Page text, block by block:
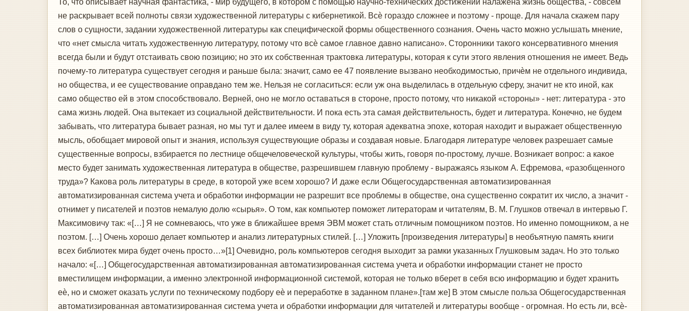
То, что описывает научная фантастика, - мир будущего, в котором с помощью научно-технических достижений налажена жизнь общества, - совсем
не раскрывает всей полноты связи художественной литературы с кибернетикой. Всѐ гораздо сложнее и поэтому - проще. Для начала скажем пару
слов о сущности, задании художественной литературы как специфической формы общественного сознания. Очень часто можно услышать мнение,
что «нет смысла читать художественную литературу, потому что всѐ самое главное давно написано». Сторонники такого консервативного мнения
всегда были и будут отстаивать свою позицию; но это их собственная трактовка литературы, которая к сути этого явления отношения не имеет. Ведь
почему-то литература существует сегодня и раньше была: значит, само ее 47 появление вызвано необходимостью, причѐм не отдельного индивида,
но общества, и ее существование оправдано тем же. Нельзя не согласиться: если уж она выделилась в отдельную сферу, значит не кто иной, как
само общество ей в этом способствовало. Верней, оно не могло оставаться в стороне, просто потому, что никакой «стороны» - нет: литература - это
сама жизнь людей. Она вытекает из социальной действительности. И пока есть эта самая действительность, будет и литература. Конечно, не будем
забывать, что литература бывает разная, но мы тут и далее имеем в виду ту, которая адекватна эпохе, которая находит и выражает общественную
мысль, обобщает мировой опыт и знания, используя существующие образы и создавая новые. Благодаря литературе человек разрешает самые
существенные вопросы, взбирается по лестнице общечеловеческой культуры, чтобы жить, говоря по-простому, лучше. Возникает вопрос: а какое
место будет занимать художественная литература в обществе, разрешившем главную проблему - выражаясь языком А. Ефремова, «разобщенного
труда»? Какова роль литературы в среде, в которой уже всем хорошо? И даже если Общегосударственная автоматизированная
автоматизированная система учета и обработки информации не разрешит все проблемы в обществе, она существенно сократит их число, а значит -
отнимет у писателей и поэтов немалую долю «сырья». О том, как компьютер поможет литераторам и читателям, В. М. Глушков отвечал в интервью Г.
Максимовичу так: «[…] Я не сомневаюсь, что уже в ближайшее время ЭВМ может стать отличным помощником поэтов. Но именно помощником, а не
поэтом. […] Очень хорошо делает компьютер и анализ литературных стилей. […] Уложить [произведения литературы] в необъятную память книги
всех библиотек мира будет очень просто…»[1] Очевидно, роль компьютеров сегодня выходит за рамки указанных Глушковым задач. Но это только
начало: «[…] Общегосударственная автоматизированная автоматизированная система учета и обработки информации станет не просто
вместилищем информации, а именно электронной информационной системой, которая не только вберет в себя всю информацию и будет хранить
еѐ, но и сможет оказать услуги по техническому подбору еѐ и переработке в заданном плане».[там же] В этом смысле польза Общегосударственная
автоматизированная автоматизированная система учета и обработки информации для читателей и литературы вообще - огромная. Но есть ли, всѐ-